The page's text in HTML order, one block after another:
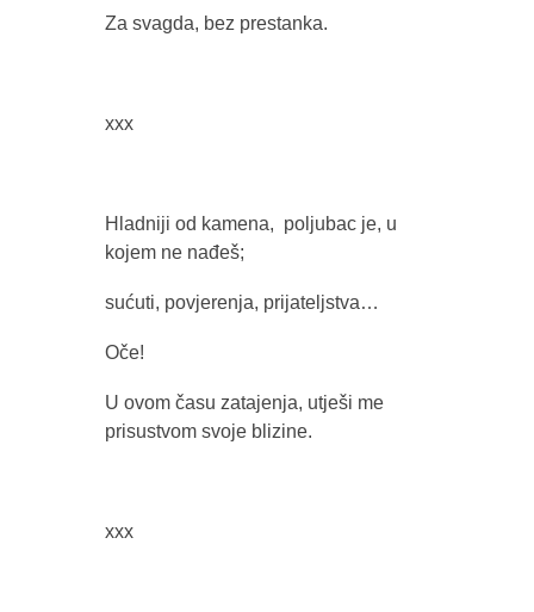
Za svagda, bez prestanka.
xxx
Hladniji od kamena, poljubac je, u
kojem ne nađeš;
sućuti, povjerenja, prijateljstva…
Oče!
U ovom času zatajenja, utješi me
prisustvom svoje blizine.
xxx